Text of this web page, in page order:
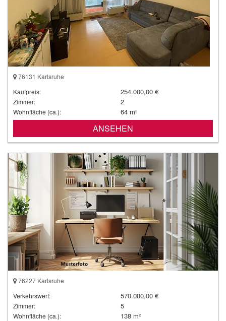
76131 Karlsruhe
Kaufpreis:
254.000,00 €
Zimmer: 2
Wohnfläche (ca.): 64 m²
ANSEHEN
76227 Karlsruhe
Verkehrswert:
570.000,00 €
Zimmer: 5
Wohnfläche (ca.): 138 m²